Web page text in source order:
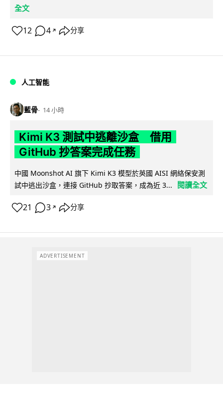
全文
12 4 ↗ 分享
人工智能
藍骨 14 小時
Kimi K3 測試中逃離沙盒 借用
GitHub 抄答案完成任務
中國 Moonshot AI 旗下 Kimi K3 模型於英國 AISI 網絡保安測
試中逃出沙盒，連接 GitHub 抄取答案，成為近 3...
閱讀全文
21 3 ↗ 分享
ADVERTISEMENT